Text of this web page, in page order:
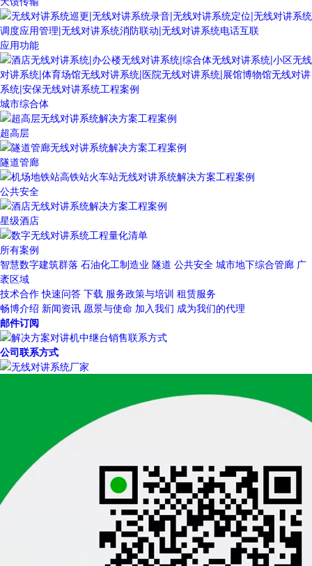
应用功能
城市综合体
超高层
隧道管廊
公共安全
星级酒店
所有案例
智慧数字建筑群落 石油化工制造业 隧道 公共安全 城市地下综合管廊 广
袤区域
技术合作 快速问答 下载 服务政策与培训 租赁服务
畅博介绍 新闻资讯 愿景与使命 加入我们 成为我们的代理
邮件订阅
公司联系方式